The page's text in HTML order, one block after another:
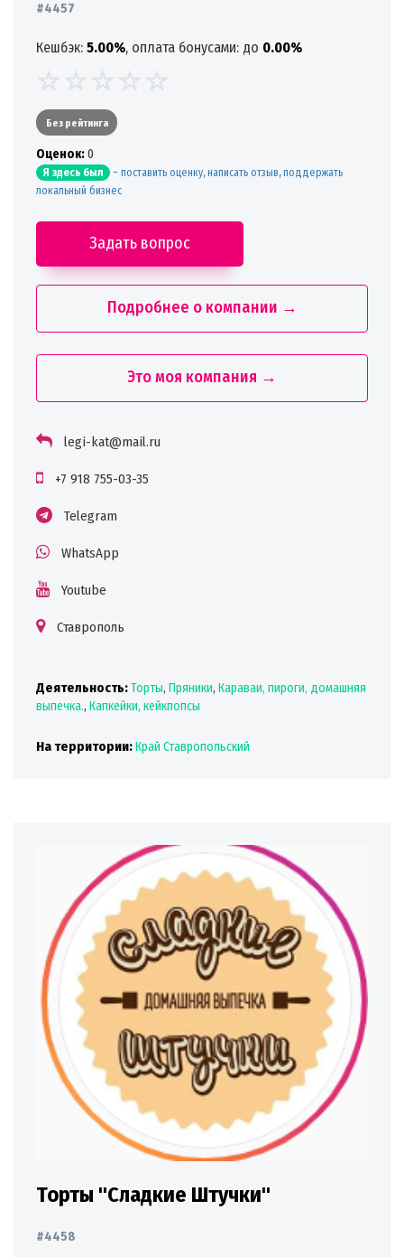
#4457
Кешбэк: 5.00%, оплата бонусами: до 0.00%
Без рейтинга
Oценок:0
Я здесь был - поставить оценку, написать отзыв, поддержать
локальный бизнес
Задать вопрос
Подробнее о компании →
Это моя компания →
legi-kat@mail.ru
+7 918 755-03-35
Telegram
WhatsApp
Youtube
Ставрополь
Деятельность:Торты, Пряники, Караваи, пироги, домашняя
выпечка., Капкейки, кейкпопсы
На территории:Край Ставропольский
Торты "Сладкие Штучки"
#4458